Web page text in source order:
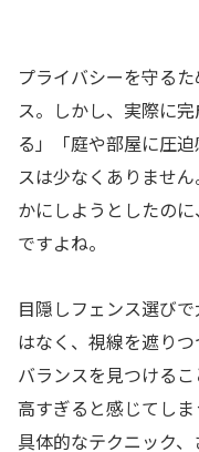
プライバシーを守る
ス。しかし、実際に
る」「庭や部屋に圧
スは少なくありませ
かにしようとしたの
ですよね。
目隠しフェンス選び
はなく、視線を遮り
バランスを見つける
高すぎると感じてし
具体的なテクニック